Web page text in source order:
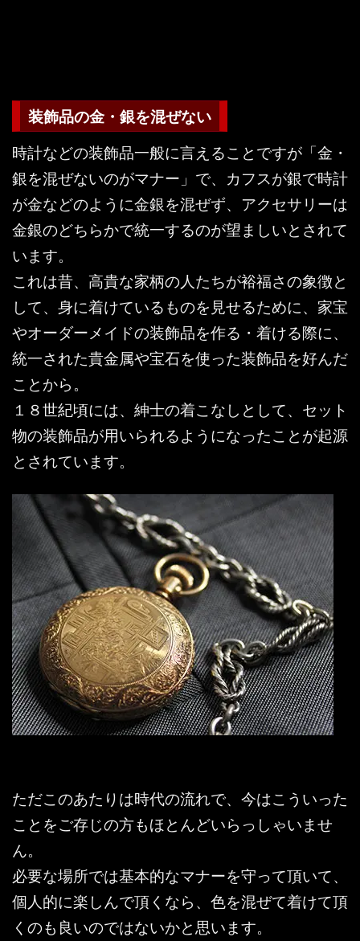
装飾品の金・銀を混ぜない
時計などの装飾品一般に言えることですが「金・
銀を混ぜないのがマナー」で、カフスが銀で時計
が金などのように金銀を混ぜず、アクセサリーは
金銀のどちらかで統一するのが望ましいとされて
います。
これは昔、高貴な家柄の人たちが裕福さの象徴と
して、身に着けているものを見せるために、家宝
やオーダーメイドの装飾品を作る・着ける際に、
統一された貴金属や宝石を使った装飾品を好んだ
ことから。
１８世紀頃には、紳士の着こなしとして、セット
物の装飾品が用いられるようになったことが起源
とされています。
ただこのあたりは時代の流れで、今はこういった
ことをご存じの方もほとんどいらっしゃいませ
ん。
必要な場所では基本的なマナーを守って頂いて、
個人的に楽しんで頂くなら、色を混ぜて着けて頂
くのも良いのではないかと思います。